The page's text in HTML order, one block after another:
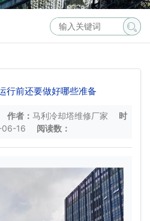
行前还要做好哪些准备
作者： 马利冷却塔维修厂家
时
06-16 阅读数：